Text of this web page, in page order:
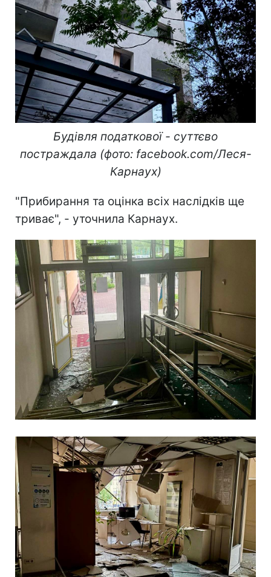
Будівля податкової - суттєво
постраждала (фото: facebook.com/Леся-
Карнаух)
"Прибирання та оцінка всіх наслідків ще
триває", - уточнила Карнаух.